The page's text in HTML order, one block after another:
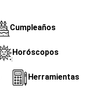
Cumpleaños
Horóscopos
Herramientas